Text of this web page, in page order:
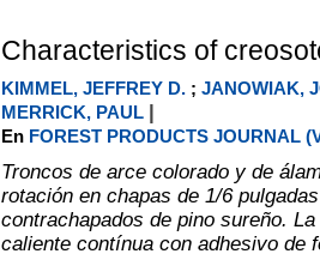
Characteristics of
KIMMEL, JEFFREY D.; JANOWIAK,
MERRICK, PAUL |
En FOREST PRODUCTS JOURNAL
Troncos de arce colorado y de
rotación en chapas de 1/6
contrachapados de pino sureño.
caliente contínua con adhesivo de